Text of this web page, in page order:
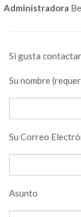
Administradora
Si gusta
Su nombre
Su Correo
Asunto